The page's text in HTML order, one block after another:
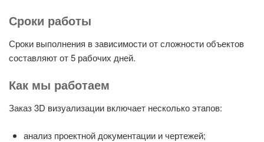
Сроки работы
Сроки выполнения в зависимости от сложности объектов
составляют от 5 рабочих дней.
Как мы работаем
Заказ 3D визуализации включает несколько этапов:
анализ проектной документации и чертежей;